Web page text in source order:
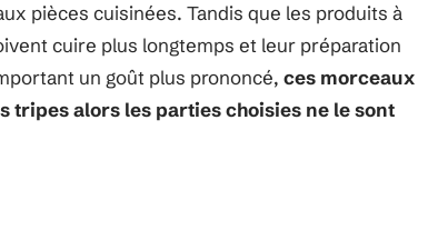
pièces cuisinées. Tandis que les produits à
cuire plus longtemps et leur préparation
un goût plus prononcé, ces morceaux
tripes alors les parties choisies ne le sont